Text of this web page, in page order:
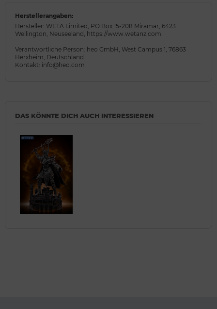
Herstellerangaben:
Hersteller: WETA Limited, PO Box 15-208 Miramar, 6423
Wellington, Neuseeland, https://www.wetanz.com
Verantwortliche Person: heo GmbH, West Campus 1, 76863
Herxheim, Deutschland
Kontakt: info@heo.com
DAS KÖNNTE DICH AUCH INTERESSIEREN